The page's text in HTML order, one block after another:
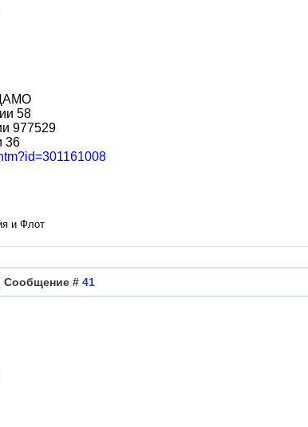
58
977529
36
и Флот
Сообщение # 41